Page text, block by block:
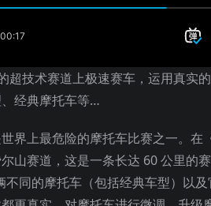
超技术赛道上极速赛车，运用真实
经典摩托车等…
界上最危险的摩托车比赛之一。
山赛道，这是一条长达 60 公里的
不同的摩托车（包括经典车型）以